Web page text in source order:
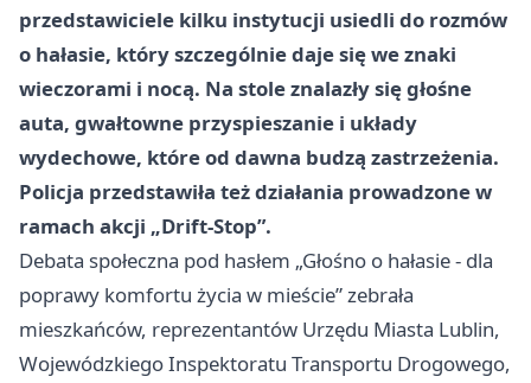
przedstawiciele kilku instytucji usiedli do rozmów
o hałasie, który szczególnie daje się we znaki
wieczorami i nocą. Na stole znalazły się głośne
auta, gwałtowne przyspieszanie i układy
wydechowe, które od dawna budzą zastrzeżenia.
Policja przedstawiła też działania prowadzone w
ramach akcji „Drift-Stop”.
Debata społeczna pod hasłem „Głośno o hałasie - dla
poprawy komfortu życia w mieście” zebrała
mieszkańców, reprezentantów Urzędu Miasta Lublin,
Wojewódzkiego Inspektoratu Transportu Drogowego,